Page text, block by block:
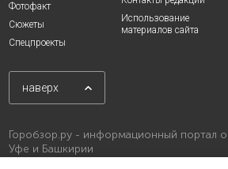
Фотофакт
Сюжеты
Спецпроекты
Использование
материалов сайта
наверх
Горобзор.ру - информационный портал о
Уфе и Башкирии